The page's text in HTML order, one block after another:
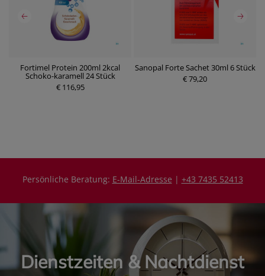
Fortimel Protein 200ml 2kcal
Schoko-karamell 24 Stück
€ 116,95
Sanopal Forte Sachet 30ml 6 Stück
€ 79,20
Persönliche Beratung: E-Mail-Adresse | +43 7435 52413
Dienstzeiten & Nachtdienst